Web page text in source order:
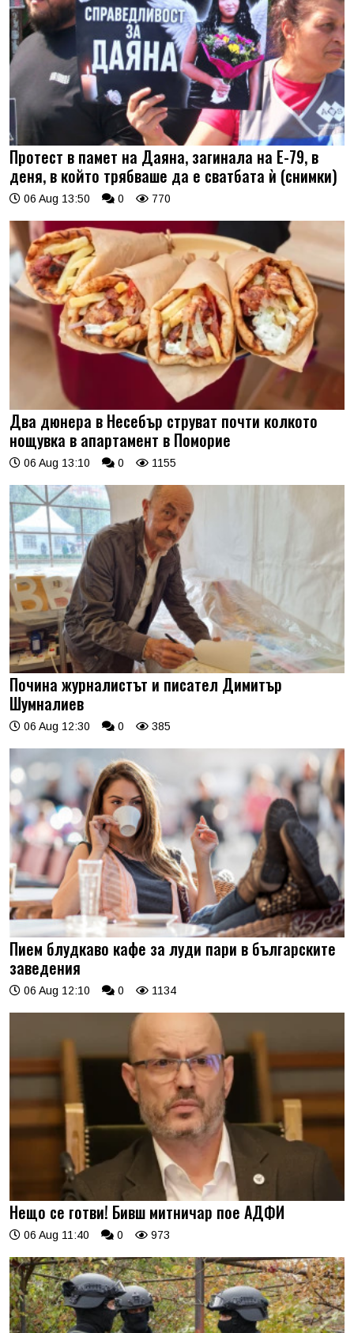
Протест в памет на Даяна, загинала на Е-79, в
деня, в който трябваше да е сватбата ѝ (снимки)
06 Aug 13:50 0 770
Два дюнера в Несебър струват почти колкото
нощувка в апартамент в Поморие
06 Aug 13:10 0 1155
Почина журналистът и писател Димитър
Шумналиев
06 Aug 12:30 0 385
Пием блудкаво кафе за луди пари в българските
заведения
06 Aug 12:10 0 1134
Нещо се готви! Бивш митничар пое АДФИ
06 Aug 11:40 0 973